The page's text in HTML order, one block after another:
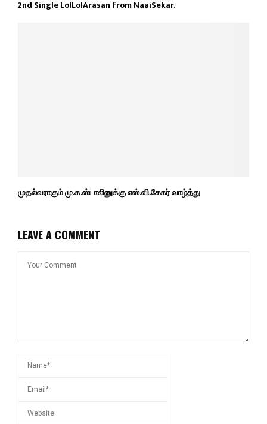
2nd Single LolLolArasan from NaaiSekar.
முதல்வராகும் மு.க.ஸ்டாலினுக்கு எஸ்.வி.சேகர் வாழ்த்து
LEAVE A COMMENT